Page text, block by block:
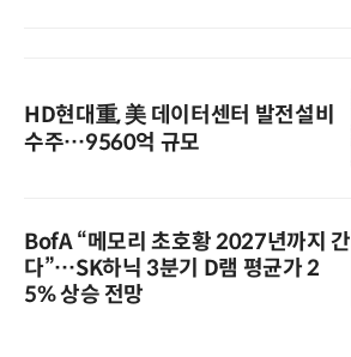
HD현대重, 美 데이터센터 발전설비
수주…9560억 규모
BofA “메모리 초호황 2027년까지 간
다”…SK하닉 3분기 D램 평균가 2
5% 상승 전망